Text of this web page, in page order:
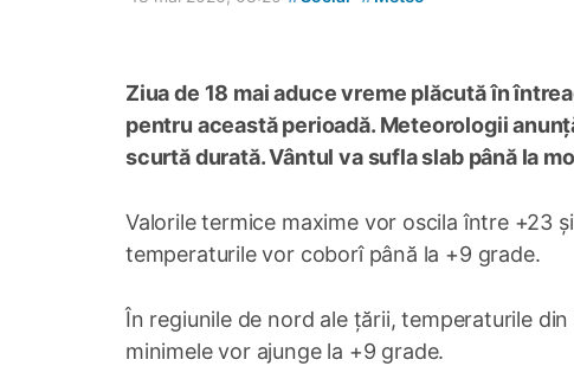
Ziua de 18 mai aduce vreme plăcută în
pentru această perioadă. Meteorologii
scurtă durată. Vântul va sufla slab până la
Valorile termice maxime vor oscila între +23
temperaturile vor coborî până la +9 grade.
În regiunile de nord ale țării, temperaturile
minimele vor ajunge la +9 grade.